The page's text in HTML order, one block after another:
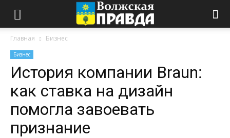
Главная Бизнес
Бизнес
История компании Braun:
как ставка на дизайн
помогла завоевать
признание